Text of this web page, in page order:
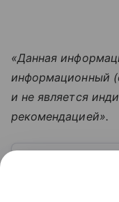
«Данная
информационный
и не является
рекомендацией».
структура и